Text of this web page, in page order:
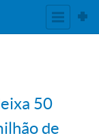
50
de